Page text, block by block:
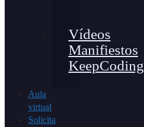
Vídeos
Manifiestos
KeepCoding
Aula
virtual
Solicita